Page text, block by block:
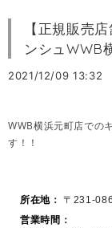
【正規販売
ンシュWWB
2021/12/09 13:32
WWB横浜元町店での
す！！
所在地：〒231-
営業時間 ：